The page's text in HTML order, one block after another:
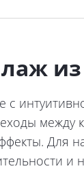
с
между
Для
и